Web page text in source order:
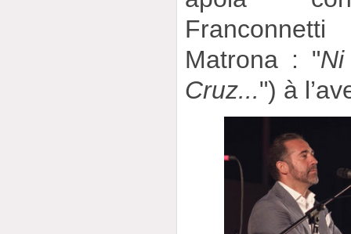
Matrona : "
Cruz...") à